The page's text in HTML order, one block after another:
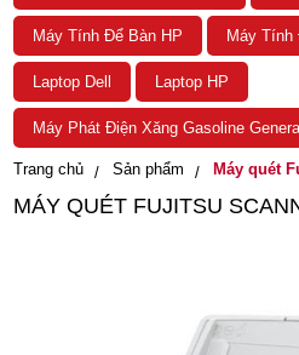
Máy Tính Để Bàn HP Máy
Laptop Dell Laptop HP
Máy Phát Điện Xăng Gasoline
Trang chủ Sản phẩm Máy quét
MÁY QUÉT FUJITSU